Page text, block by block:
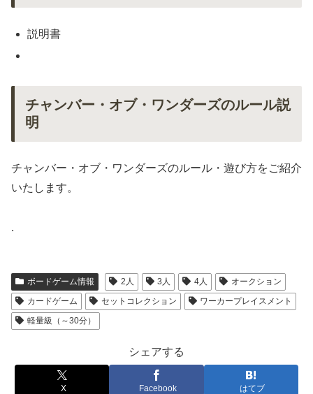
説明書
チャンバー・オブ・ワンダーズのルール説
明
チャンバー・オブ・ワンダーズのルール・遊び方をご紹介
いたします。
.
ボードゲーム情報 2人 3人 4人
オークション
カードゲーム
セットコレクション
ワーカープレイスメント
軽量級（～30分）
シェアする
X Facebook はてブ